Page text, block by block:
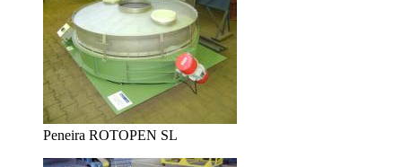
Peneira ROTOPEN SL